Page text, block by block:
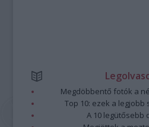
Megdöbbentő fotók a
Top 10: ezek a legjobb
A 10 legütősebb